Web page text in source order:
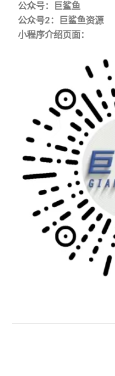
公众号：巨鲨鱼
公众号2：巨鲨鱼资源
小程序介绍页面：